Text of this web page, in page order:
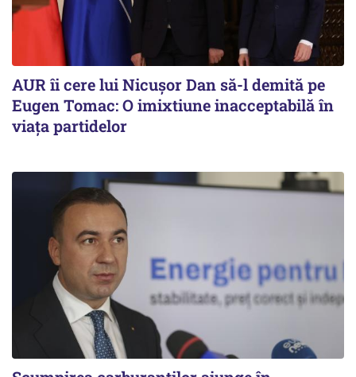
AUR îi cere lui Nicușor Dan să-l demită pe
Eugen Tomac: O imixtiune inacceptabilă în
viața partidelor